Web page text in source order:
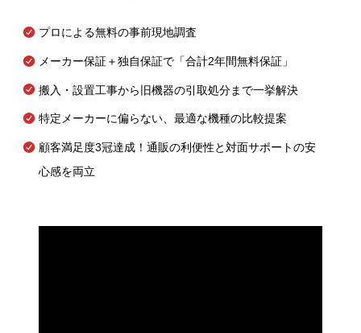
プロによる無料の事前現地調査
メーカー保証＋独自保証で「合計2年間無料保証」
搬入・設置工事から旧機器の引取処分まで一挙解決
特定メーカーに偏らない、最適な機種の比較提案
顧客満足度3冠達成！通販の利便性と対面サポートの安
心感を両立